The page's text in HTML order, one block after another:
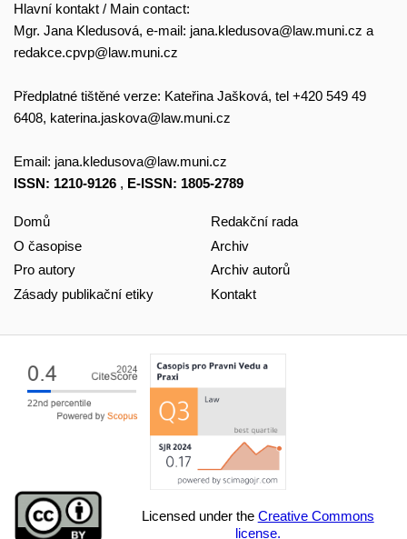
Hlavní kontakt / Main contact:
Mgr. Jana Kledusová, e-mail: jana.kledusova@law.muni.cz a
redakce.cpvp@law.muni.cz
Předplatné tištěné verze: Kateřina Jašková, tel +420 549 49
6408, katerina.jaskova@law.muni.cz
Email: jana.kledusova@law.muni.cz
ISSN: 1210-9126 , E-ISSN: 1805-2789
Domů
O časopise
Pro autory
Zásady publikační etiky
Redakční rada
Archiv
Archiv autorů
Kontakt
Licensed under the Creative Commons
license.